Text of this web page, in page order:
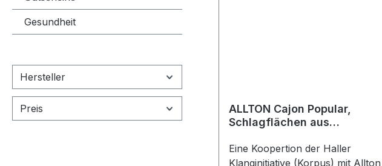
Gesundheit
Hersteller
Preis
ALLTON Cajon Popular,
Schlagflächen aus
Eine Koopertion der Haller
Klanginitiative (Korpus) mit Allton